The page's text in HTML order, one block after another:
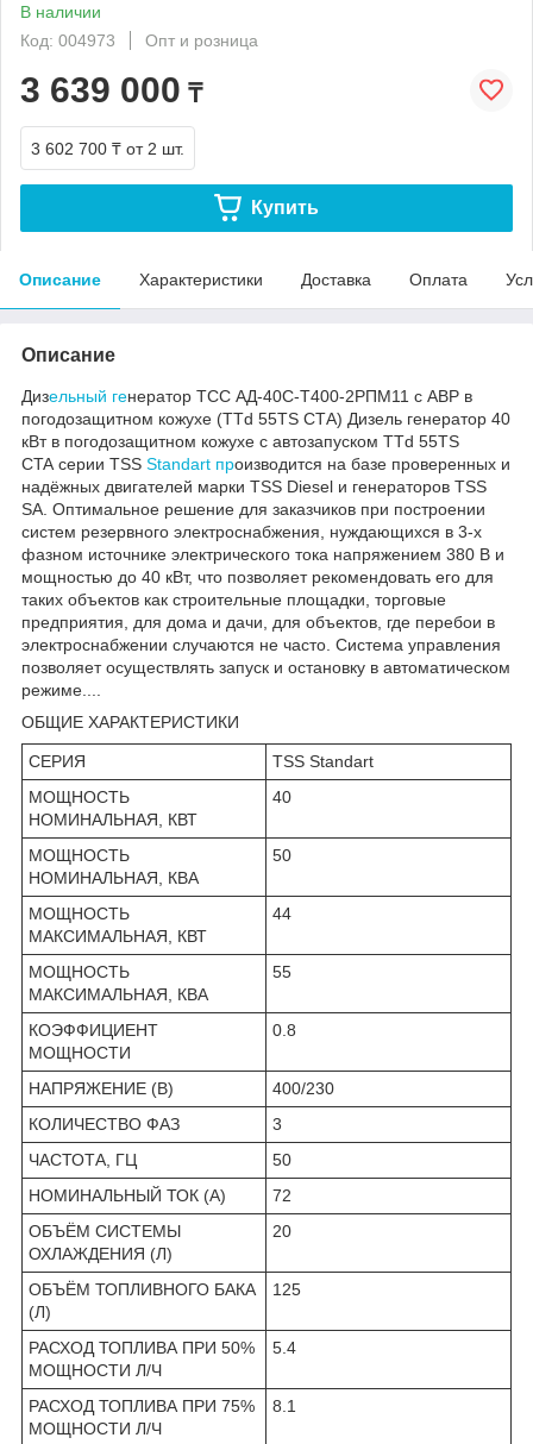
В наличии
Код: 004973
Опт и розница
3 639 000 ₸
3 602 700 ₸ от 2 шт.
Купить
Описание Характеристики Доставка Оплата
Описание
Дизельный генератор ТСС АД-40С-Т400-2РПМ11 с АВР в
погодозащитном кожухе (TTd 55TS CTА) Дизель генератор 40
кВт в погодозащитном кожухе с автозапуском TTd 55TS
CTA серии TSS Standart производится на базе проверенных и
надёжных двигателей марки TSS Diesel и генераторов TSS
SA. Оптимальное решение для заказчиков при построении
систем резервного электроснабжения, нуждающихся в 3-х
фазном источнике электрического тока напряжением 380 В и
мощностью до 40 кВт, что позволяет рекомендовать его для
таких объектов как строительные площадки, торговые
предприятия, для дома и дачи, для объектов, где перебои в
электроснабжении случаются не часто. Система управления
позволяет осуществлять запуск и остановку в автоматическом
режиме....
ОБЩИЕ ХАРАКТЕРИСТИКИ
СЕРИЯ
TSS Standart
МОЩНОСТЬ
НОМИНАЛЬНАЯ, КВТ
40
МОЩНОСТЬ
НОМИНАЛЬНАЯ, КВА
50
МОЩНОСТЬ
МАКСИМАЛЬНАЯ, КВТ
44
МОЩНОСТЬ
МАКСИМАЛЬНАЯ, КВА
55
КОЭФФИЦИЕНТ
МОЩНОСТИ
0.8
НАПРЯЖЕНИЕ (В)
400/230
КОЛИЧЕСТВО ФАЗ
3
ЧАСТОТА, ГЦ
50
НОМИНАЛЬНЫЙ ТОК (А)
72
ОБЪЁМ СИСТЕМЫ
ОХЛАЖДЕНИЯ (Л)
20
ОБЪЁМ ТОПЛИВНОГО БАКА
(Л)
125
РАСХОД ТОПЛИВА ПРИ 50%
МОЩНОСТИ Л/Ч
5.4
РАСХОД ТОПЛИВА ПРИ 75%
МОЩНОСТИ Л/Ч
8.1